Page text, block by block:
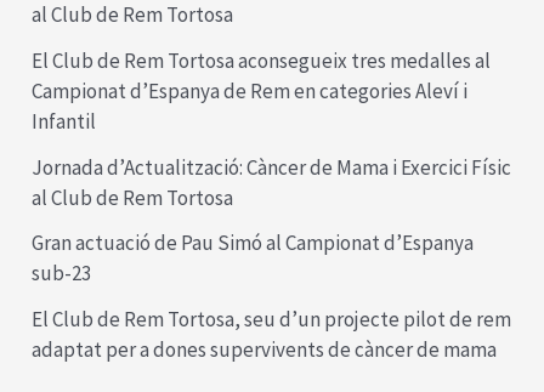
:al Club de Rem Tortosa
El Club de Rem Tortosa aconsegueix tres medalles al
Campionat d’Espanya de Rem en categories Aleví i
Infantil
Jornada d’Actualització: Càncer de Mama i Exercici Físic
al Club de Rem Tortosa
Gran actuació de Pau Simó al Campionat d’Espanya
sub-23
El Club de Rem Tortosa, seu d’un projecte pilot de rem
adaptat per a dones supervivents de càncer de mama